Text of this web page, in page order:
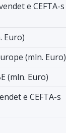
e CEFTA-s
Euro)
(mln. Euro)
(mln. Euro)
e CEFTA-s